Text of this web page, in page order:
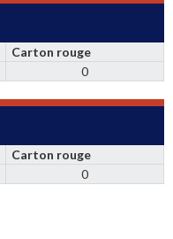
Carton rouge
0
Carton rouge
0